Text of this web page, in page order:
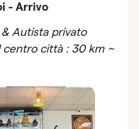
- Arrivo
Autista privato
centro città : 30 km ~